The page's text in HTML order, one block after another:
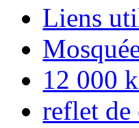
Liens
12 000
reflet de